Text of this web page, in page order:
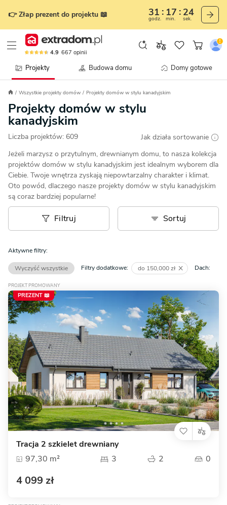
👉 Złap prezent do projektu 📖 31
godz.
17
min.
21
sek.
4.9 667 opinii
Projekty Budowa domu Domy gotowe
Wszystkie projekty domów Projekty domów w stylu kanadyjskim
Projekty domów w stylu
kanadyjskim
Liczba projektów: 609
Jak działa sortowanie
Jeżeli marzysz o przytulnym, drewnianym domu, to nasza kolekcja
projektów domów w stylu kanadyjskim jest idealnym wyborem dla
Ciebie. Twoje wnętrza zyskają niepowtarzalny charakter i klimat.
Oto powód, dlaczego nasze projekty domów w stylu kanadyjskim
są coraz bardziej popularne!
Filtruj Sortuj
Aktywne filtry:
Wyczyść wszystkie Filtry dodatkowe: do 150,000 zł Dach:
PROJEKT PROMOWANY
Tracja 2 szkielet drewniany
97,30 m²
3 2 0
4 099 zł
PREZENT 📖